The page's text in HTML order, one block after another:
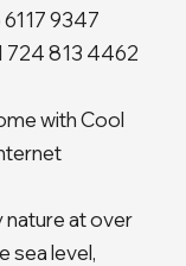
9347
724 813 4462
with Cool
nature at over
sea level,